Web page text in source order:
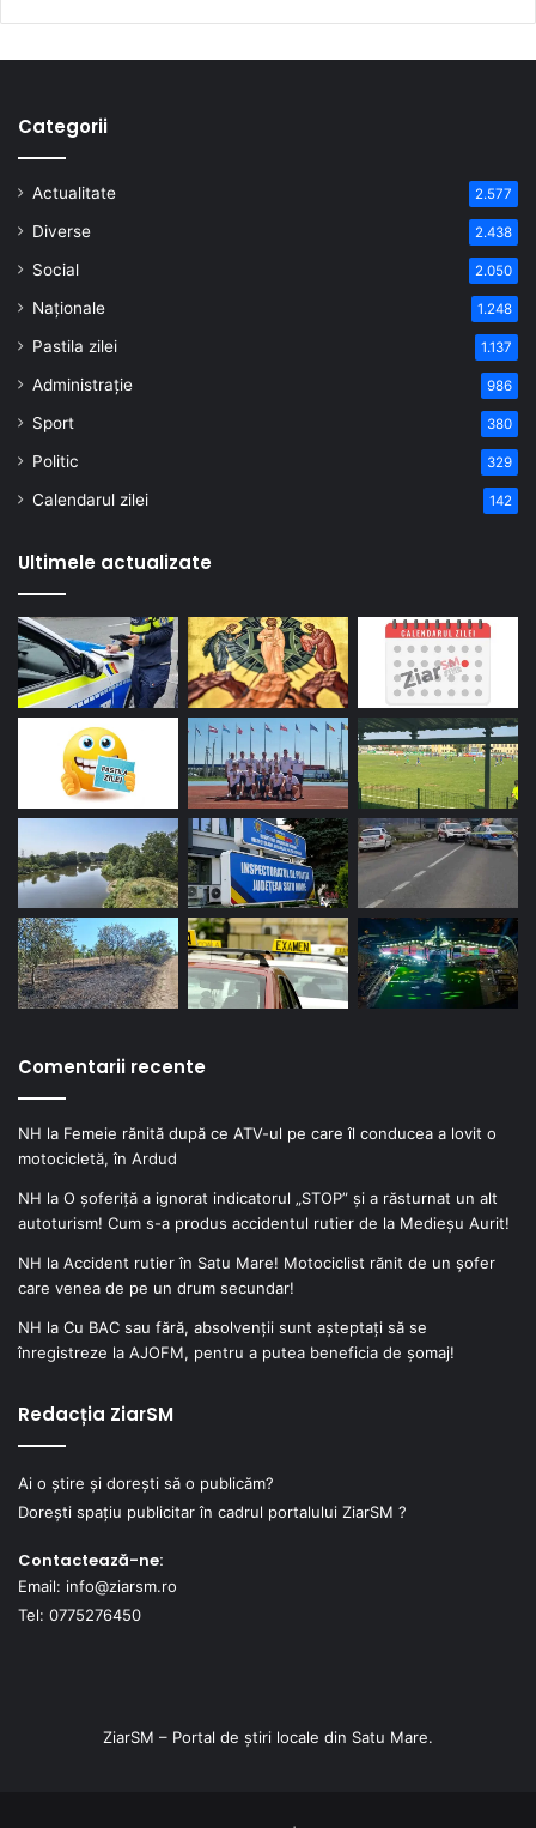
Categorii
Actualitate 2.577
Diverse 2.438
Social 2.050
Naționale 1.248
Pastila zilei 1.137
Administrație 986
Sport 380
Politic 329
Calendarul zilei 142
Ultimele actualizate
Comentarii recente
NH la Femeie rănită după ce ATV-ul pe care îl conducea a lovit o
motocicletă, în Ardud
NH la O șoferiță a ignorat indicatorul „STOP” și a răsturnat un alt
autoturism! Cum s-a produs accidentul rutier de la Medieșu Aurit!
NH la Accident rutier în Satu Mare! Motociclist rănit de un șofer
care venea de pe un drum secundar!
NH la Cu BAC sau fără, absolvenții sunt așteptați să se
înregistreze la AJOFM, pentru a putea beneficia de șomaj!
Redacția ZiarSM
Ai o știre și dorești să o publicăm?
Dorești spațiu publicitar în cadrul portalului ZiarSM ?
Contactează-ne:
Email: info@ziarsm.ro
Tel: 0775276450
ZiarSM – Portal de știri locale din Satu Mare.